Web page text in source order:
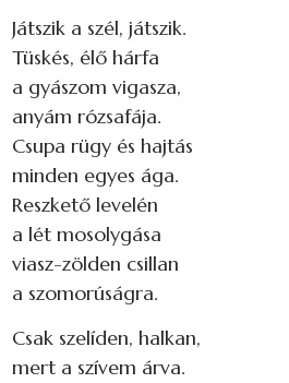
Játszik a szél, játszik.
Tüskés, élő hárfa
a gyászom vigasza,
anyám rózsafája.
Csupa rügy és hajtás
minden egyes ága.
Reszkető levelén
a lét mosolygása
viasz-zölden csillan
a szomorúságra.
Csak szelíden, halkan,
mert a szívem árva.